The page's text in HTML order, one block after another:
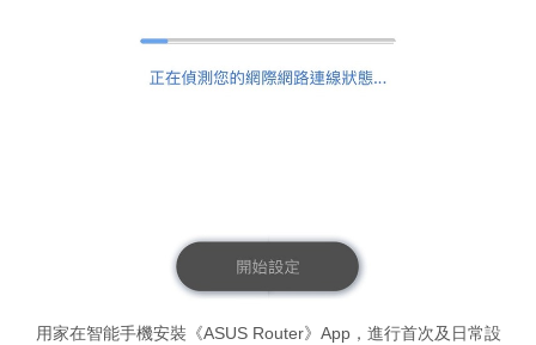
用家在智能手機安裝《ASUS Router》App，進行首次及日常設